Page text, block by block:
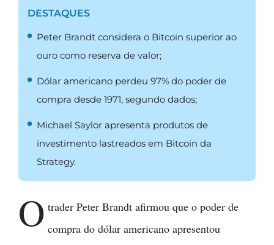
DESTAQUES
Peter Brandt considera o Bitcoin superior ao
ouro como reserva de valor;
Dólar americano perdeu 97% do poder de
compra desde 1971, segundo dados;
Michael Saylor apresenta produtos de
investimento lastreados em Bitcoin da
Strategy.
O trader Peter Brandt afirmou que o poder de
compra do dólar americano apresentou